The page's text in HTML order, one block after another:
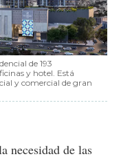
de 193
y hotel. Está
y comercial de gran
necesidad de las